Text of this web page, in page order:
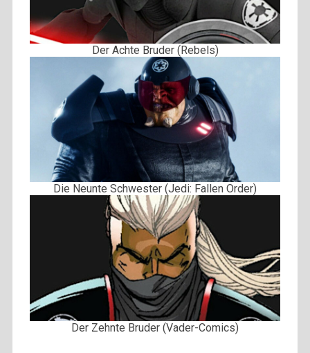
Der Achte Bruder (Rebels)
Die Neunte Schwester (Jedi: Fallen Order)
Der Zehnte Bruder (Vader-Comics)